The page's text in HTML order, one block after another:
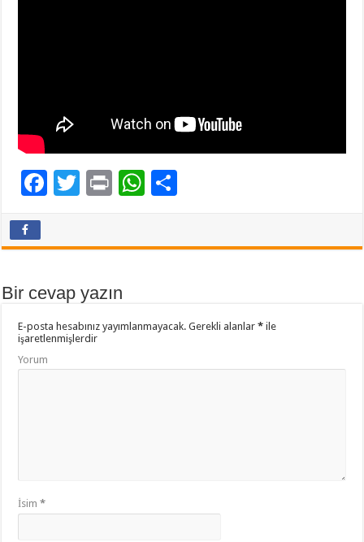
F
o
k
T
Pr W
Bir cevap yazın
E-posta hesabınız yayımlanmayacak. Gerekli alanlar* ile
işaretlenmişlerdir
Yorum
İsim*